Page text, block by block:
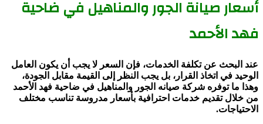
أسعار صيانة الجور والمناهيل في ضاحية
فهد الأحمد
عند البحث عن تكلفة الخدمات، فإن السعر لا يجب أن يكون العامل
الوحيد في اتخاذ القرار، بل يجب النظر إلى القيمة مقابل الجودة،
وهذا ما توفره شركة صيانه الجور والمناهيل في ضاحية فهد الأحمد
من خلال تقديم خدمات احترافية بأسعار مدروسة تناسب مختلف
الاحتياجات.